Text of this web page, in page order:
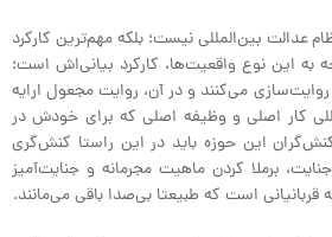
عدالت بین‌المللی نیست؛ بلکه مهم‌ترین کارکرد
به این نوع واقعیت‌ها، کارکرد بیانی‌اش است؛
می‌کنند و در آن، روایت مجعول ارایه
کار اصلی و وظیفه اصلی که برای خودش در
این حوزه باید در این راستا کنش‌گری
برملا کردن ماهیت مجرمانه و جنایت‌آمیز
قربانیانی است که طبیعتا بی‌صدا باقی می‌مانند.